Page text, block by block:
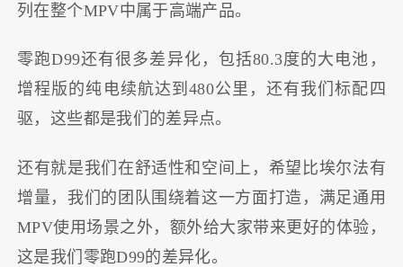
列在整个MPV中属于高端产品。
零跑D99还有很多差异化，包括80.3度的大电池，
增程版的纯电续航达到480公里，还有我们标配四
驱，这些都是我们的差异点。
还有就是我们在舒适性和空间上，希望比埃尔法有
增量，我们的团队围绕着这一方面打造，满足通用
MPV使用场景之外，额外给大家带来更好的体验，
这是我们零跑D99的差异化。